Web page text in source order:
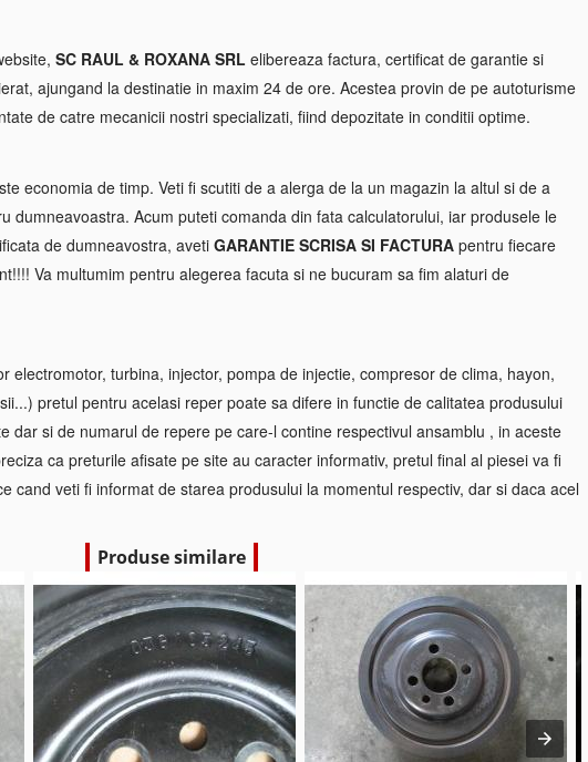
SC RAUL & ROXANA SRL elibereaza factura, certificat de garantie si
ajungand la destinatie in maxim 24 de ore. Acestea provin de pe autoturisme
de catre mecanicii nostri specializati, fiind depozitate in conditii optime.
economia de timp. Veti fi scutiti de a alerga de la un magazin la altul si de a
dumneavoastra. Acum puteti comanda din fata calculatorului, iar produsele le
de dumneavostra, aveti GARANTIE SCRISA SI FACTURA pentru fiecare
Va multumim pentru alegerea facuta si ne bucuram sa fim alaturi de
electromotor, turbina, injector, pompa de injectie, compresor de clima, hayon,
pretul pentru acelasi reper poate sa difere in functie de calitatea produsului
dar si de numarul de repere pe care-l contine respectivul ansamblu , in aceste
ca preturile afisate pe site au caracter informativ, pretul final al piesei va fi
cand veti fi informat de starea produsului la momentul respectiv, dar si daca acel
Produse similare